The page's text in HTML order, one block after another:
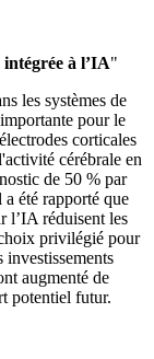
à l’IA"
les systèmes de
pour le
corticales
cérébrale en
de 50 % par
été rapporté que
l’IA réduisent les
privilégié pour
investissements
augmenté de
potentiel futur.